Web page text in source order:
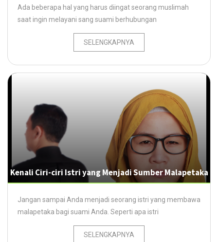
Ada beberapa hal yang harus diingat seorang muslimah
saat ingin melayani sang suami berhubungan
SELENGKAPNYA
Kenali Ciri-ciri Istri yang Menjadi Sumber Malapetaka
Jangan sampai Anda menjadi seorang istri yang membawa
malapetaka bagi suami Anda. Seperti apa istri
SELENGKAPNYA